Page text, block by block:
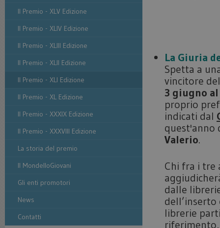
Il Premio - XLV Edizione
Il Premio - XLIV Edizione
Il Premio - XLIII Edizione
Il Premio - XLII Edizione
Il Premio - XLI Edizione
Il Premio - XL Edizione
Il Premio - XXXIX Edizione
Il Premio - XXXVIII Edizione
La storia del premio
Il MondelloGiovani
Gli enti promotori
News
Contatti
La Giuria
Spetta a
vincitore
3 giugno
proprio
indicati dal
quest'anno
Valerio.
Chi fra i tre
dalle
librerie